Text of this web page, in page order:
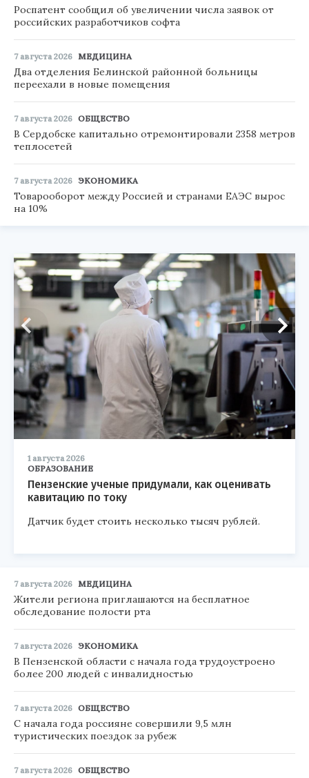
Роспатент сообщил об увеличении числа заявок от
российских разработчиков софта
7 августа 2026 МЕДИЦИНА
Два отделения Белинской районной больницы
переехали в новые помещения
7 августа 2026 ОБЩЕСТВО
В Сердобске капитально отремонтировали 2358 метров
теплосетей
7 августа 2026 ЭКОНОМИКА
Товарооборот между Россией и странами ЕАЭС вырос
на 10%
1 августа 2026
ОБРАЗОВАНИЕ
Пензенские ученые придумали, как оценивать
кавитацию по току
Датчик будет стоить несколько тысяч рублей.
7 августа 2026 МЕДИЦИНА
Жители региона приглашаются на бесплатное
обследование полости рта
7 августа 2026 ЭКОНОМИКА
В Пензенской области с начала года трудоустроено
более 200 людей с инвалидностью
7 августа 2026 ОБЩЕСТВО
С начала года россияне совершили 9,5 млн
туристических поездок за рубеж
7 августа 2026 ОБЩЕСТВО